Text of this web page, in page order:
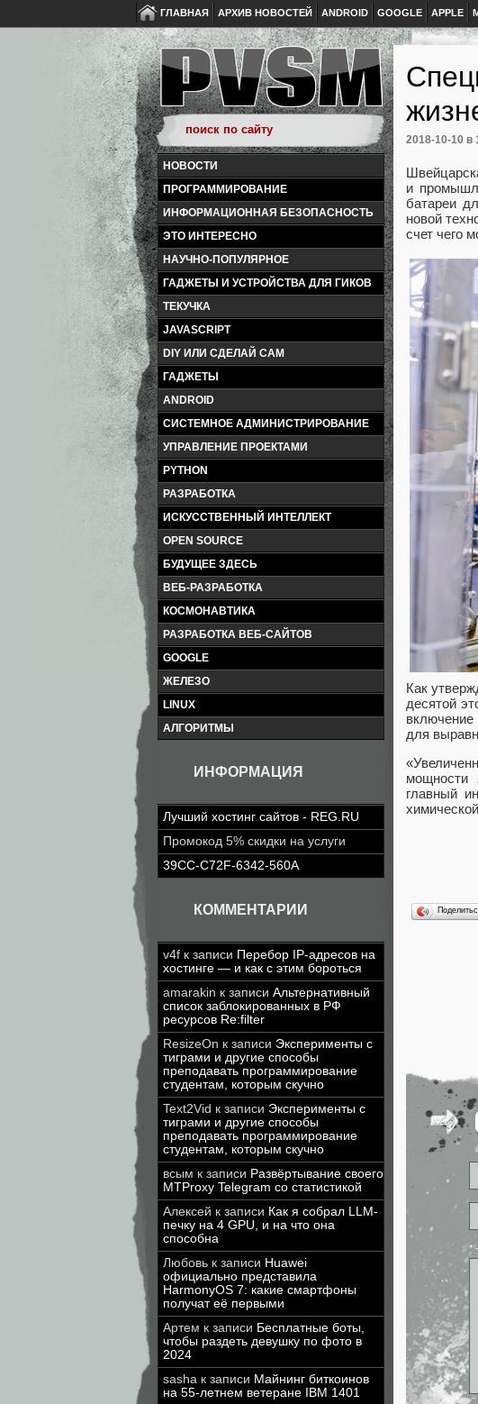
ГЛАВНАЯ АРХИВ НОВОСТЕЙ ANDROID GOOGLE APPLE
НОВОСТИ
ПРОГРАММИРОВАНИЕ
ИНФОРМАЦИОННАЯ БЕЗОПАСНОСТЬ
ЭТО ИНТЕРЕСНО
НАУЧНО-ПОПУЛЯРНОЕ
ГАДЖЕТЫ И УСТРОЙСТВА ДЛЯ ГИКОВ
ТЕКУЧКА
JAVASCRIPT
DIY ИЛИ СДЕЛАЙ САМ
ГАДЖЕТЫ
ANDROID
СИСТЕМНОЕ АДМИНИСТРИРОВАНИЕ
УПРАВЛЕНИЕ ПРОЕКТАМИ
PYTHON
РАЗРАБОТКА
ИСКУССТВЕННЫЙ ИНТЕЛЛЕКТ
OPEN SOURCE
БУДУЩЕЕ ЗДЕСЬ
ВЕБ-РАЗРАБОТКА
КОСМОНАВТИКА
РАЗРАБОТКА ВЕБ-САЙТОВ
GOOGLE
ЖЕЛЕЗО
LINUX
АЛГОРИТМЫ
ИНФОРМАЦИЯ
Лучший хостинг сайтов - REG.RU
Промокод 5% скидки на услуги
39CC-C72F-6342-560A
КОММЕНТАРИИ
v4f к записи Перебор IP-адресов на
хостинге — и как с этим бороться
amarakin к записи Альтернативный
список заблокированных в РФ
ресурсов Re:filter
ResizeOn к записи Эксперименты с
тиграми и другие способы
преподавать программирование
студентам, которым скучно
Text2Vid к записи Эксперименты с
тиграми и другие способы
преподавать программирование
студентам, которым скучно
всым к записи Развёртывание своего
MTProxy Telegram со статистикой
Алексей к записи Как я собрал LLM-
печку на 4 GPU, и на что она
способна
Любовь к записи Huawei
официально представила
HarmonyOS 7: какие смартфоны
получат её первыми
Артем к записи Бесплатные боты,
чтобы раздеть девушку по фото в
2024
sasha к записи Майнинг биткоинов
на 55-летнем ветеране IBM 1401
2018-10-10 в
и
батареи
новой
счет чего
Как
десятой
для
мощности
главный
*